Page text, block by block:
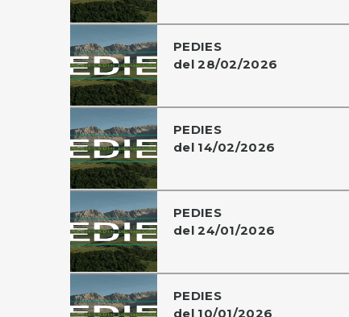
PEDIES
del 28/02/2026
PEDIES
del 14/02/2026
PEDIES
del 24/01/2026
PEDIES
del 10/01/2026